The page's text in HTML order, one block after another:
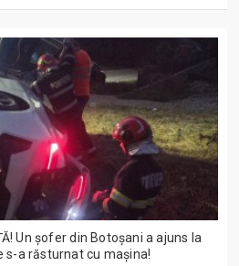
Un șofer din Botoșani a ajuns la
s-a răsturnat cu mașina!